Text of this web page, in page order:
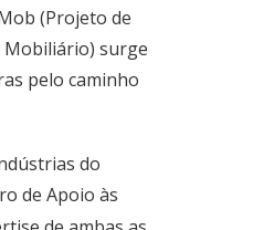
(Projeto de
Mobiliário) surge
pelo caminho
do
de Apoio às